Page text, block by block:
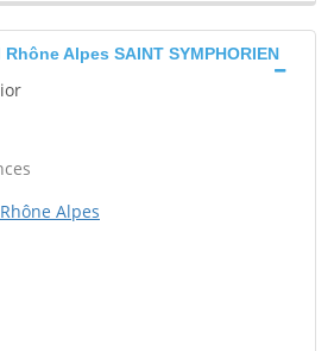
Alpes SAINT SYMPHORIEN
Alpes